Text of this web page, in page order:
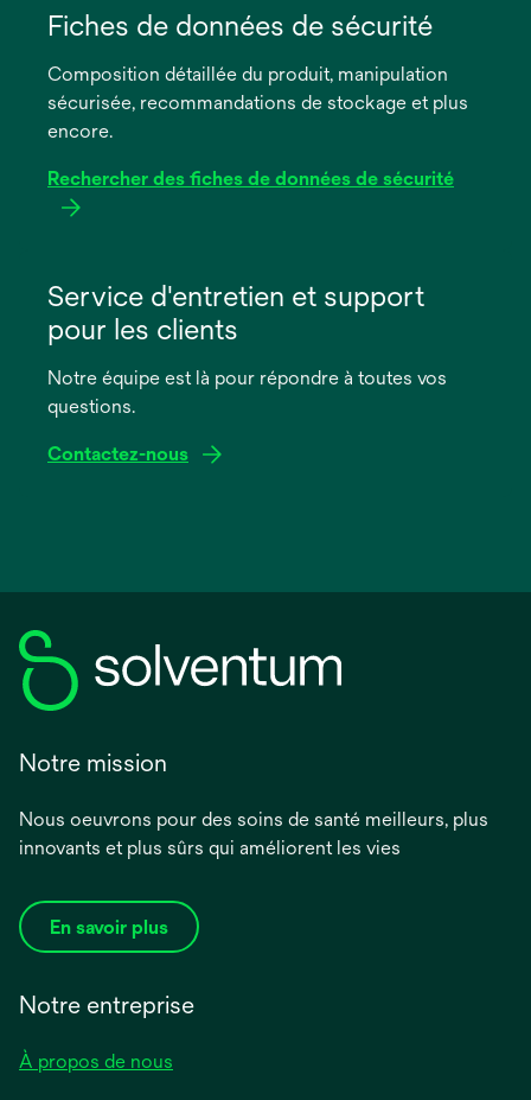
dans
nouvel
onglet
Fiches de données de sécurité
Composition détaillée du produit, manipulation
sécurisée, recommandations de stockage et plus
encore.
Rechercher des fiches de données de sécurité
dans
nouvel
onglet
Service d'entretien et support
pour les clients
Notre équipe est là pour répondre à toutes vos
questions.
Contactez-nous
Notre mission
Nous oeuvrons pour des soins de santé meilleurs, plus
innovants et plus sûrs qui améliorent les vies
En savoir plus
Notre entreprise
À propos de nous